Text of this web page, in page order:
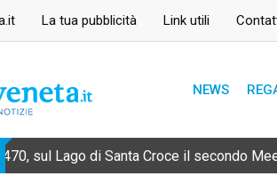
La tua pubblicità Link utili
NEWS
470, sul Lago di Santa Croce il secondo